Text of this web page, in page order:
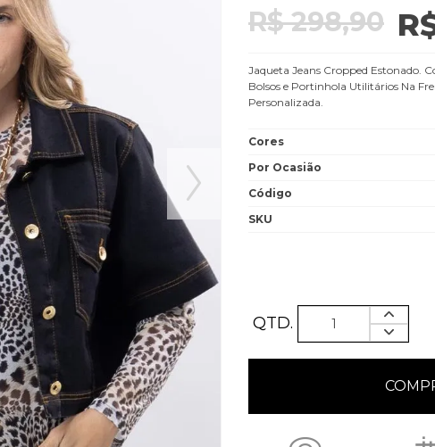
R$ 298,90
Jaqueta Jeans Cropped Estonado.
Bolsos e Portinhola Utilitários Na
Personalizada.
Cores
Por Ocasião
Código
SKU
QTD.